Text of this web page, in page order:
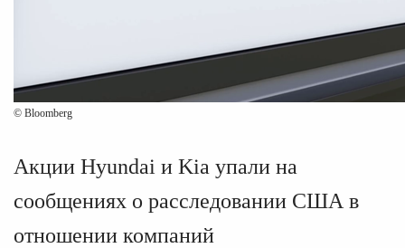
© Bloomberg
Акции Hyundai и Kia упали на
сообщениях о расследовании США в
отношении компаний